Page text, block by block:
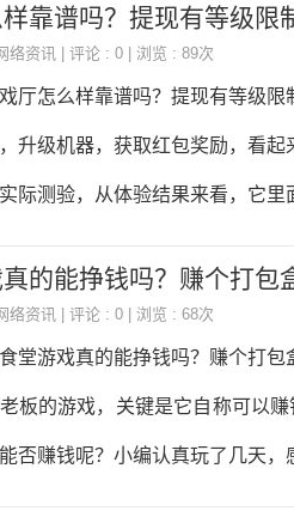
瓶水都不够，根本不解渴。这几
靠谱吗？提现有等级限
络资讯 | 评论 : 0 | 浏览 : 89次
厅怎么样靠谱吗？提现有等级
升级机器，获取红包奖励，看
际测验，从体验结果来看，它
沉浸在这种“赚钱”的错觉里，
的能挣钱吗？赚个打包
络资讯 | 评论 : 0 | 浏览 : 68次
堂游戏真的能挣钱吗？赚个打
板的游戏，关键是它自称可以
否赚钱呢？小编认真玩了几天